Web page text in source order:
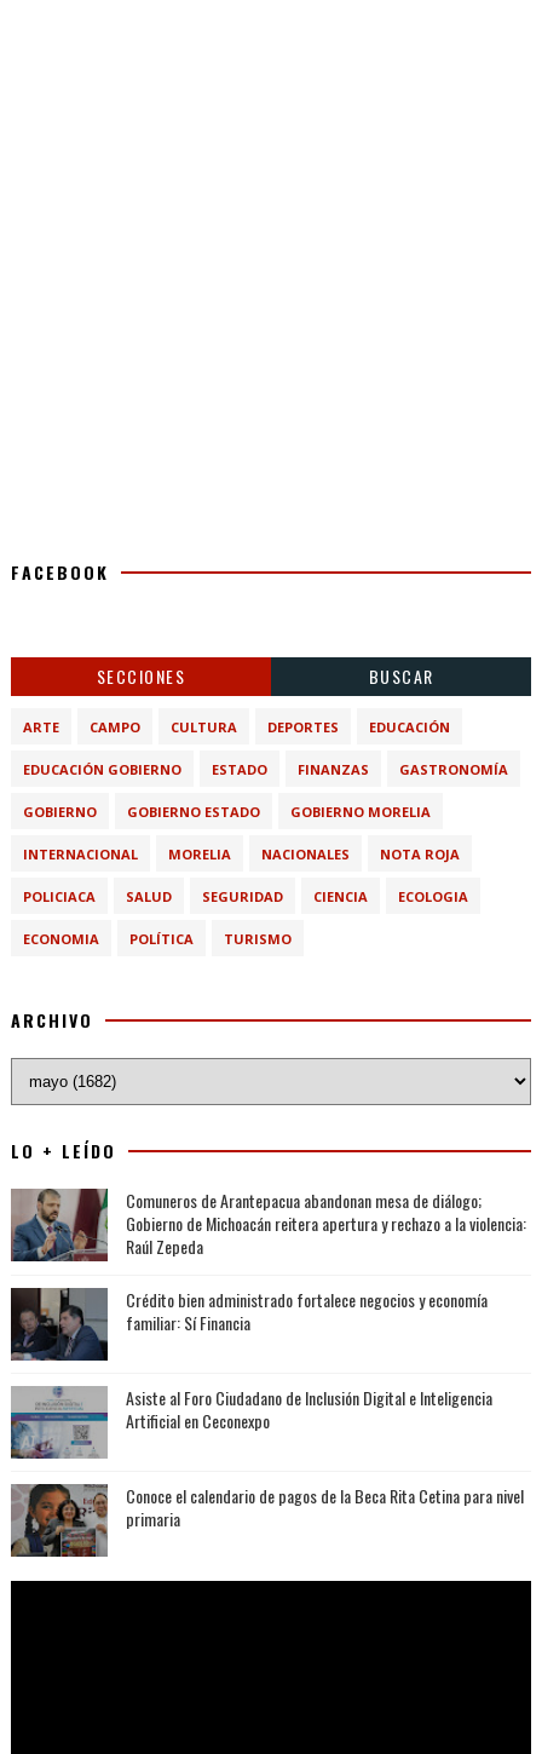
FACEBOOK
SECCIONES BUSCAR
ARTE CAMPO CULTURA DEPORTES EDUCACIÓN
EDUCACIÓN GOBIERNO ESTADO FINANZAS GASTRONOMÍA
GOBIERNO GOBIERNO ESTADO GOBIERNO MORELIA
INTERNACIONAL MORELIA NACIONALES NOTA ROJA
POLICIACA SALUD SEGURIDAD CIENCIA ECOLOGIA
ECONOMIA POLÍTICA TURISMO
ARCHIVO
LO + LEÍDO
Comuneros de Arantepacua abandonan mesa de diálogo;
Gobierno de Michoacán reitera apertura y rechazo a la violencia:
Raúl Zepeda
Crédito bien administrado fortalece negocios y economía
familiar: Sí Financia
Asiste al Foro Ciudadano de Inclusión Digital e Inteligencia
Artificial en Ceconexpo
Conoce el calendario de pagos de la Beca Rita Cetina para nivel
primaria